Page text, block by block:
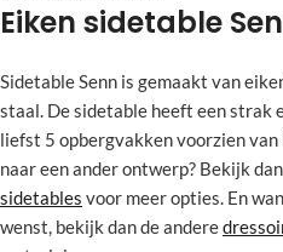
Eiken sidetable
Sidetable Senn is gemaakt van
staal. De sidetable heeft een strak
liefst 5 opbergvakken voorzien van
naar een ander ontwerp? Bekijk
sidetables voor meer opties. En
wenst, bekijk dan de andere